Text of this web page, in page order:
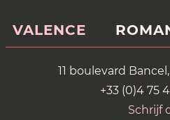
VALENCE
11 boulevard
+33 (0)4 75
Schrijf